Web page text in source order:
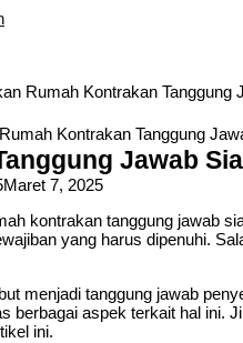
Rumah Kontrakan Tanggung
Jawab
Maret 7, 2025
kontrakan tanggung jawab
yang harus dipenuhi.
menjadi tanggung jawab
berbagai aspek terkait hal ini.
ini.